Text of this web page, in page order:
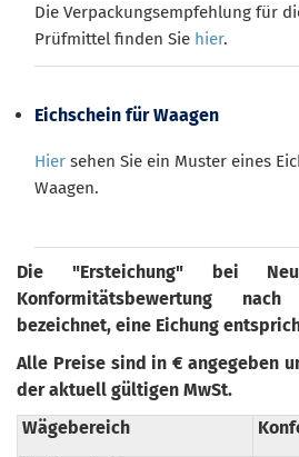
Die Verpackungsempfehlung für
Prüfmittel finden Sie hier.
Eichschein für Waagen
Hier sehen Sie ein Muster eines
Waagen.
Die "Ersteichung" bei
Konformitätsbewertung
bezeichnet, eine Eichung
Alle Preise sind in € angegeben
der aktuell gültigen MwSt.
Wägebereich